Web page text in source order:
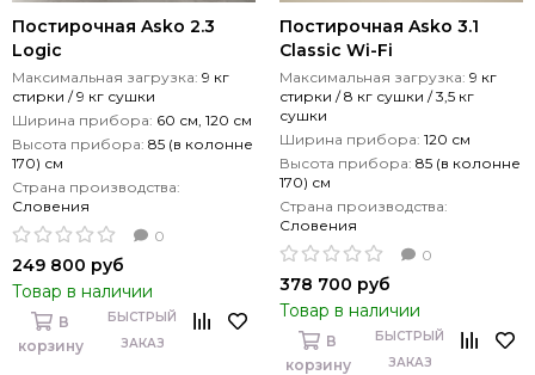
Постирочная Asko 2.3
Logic
Максимальная загрузка: 9 кг
стирки / 9 кг сушки
Ширина прибора: 60 см, 120 см
Высота прибора: 85 (в колонне
170) см
Страна производства:
Словения
0
249 800 руб
Товар в наличии
В
корзину
БЫСТРЫЙ
ЗАКАЗ
Постирочная Asko 3.1
Classic Wi-Fi
Максимальная загрузка: 9 кг
стирки / 8 кг сушки / 3,5 кг
сушки
Ширина прибора: 120 см
Высота прибора: 85 (в колонне
170) см
Страна производства:
Словения
0
378 700 руб
Товар в наличии
В
корзину
БЫСТРЫЙ
ЗАКАЗ